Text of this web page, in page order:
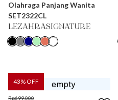
Olahraga Panjang Wanita
SET2322CL
LEZAHRASIGNATURE
43% OFF
Rp699.000